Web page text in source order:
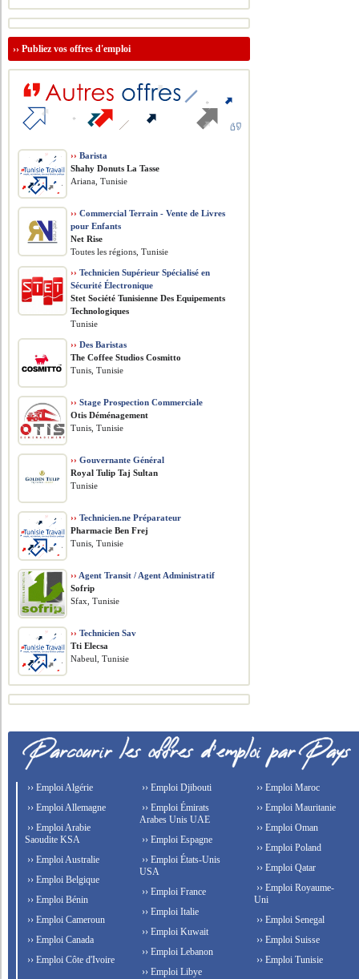
››Publiez vos offres d'emploi
›› Barista
Shahy Donuts La Tasse
Ariana, Tunisie
›› Commercial Terrain - Vente de Livres
pour Enfants
Net Rise
Toutes les régions, Tunisie
›› Technicien Supérieur Spécialisé en
Sécurité Électronique
Stet Société Tunisienne Des Equipements
Technologiques
Tunisie
›› Des Baristas
The Coffee Studios Cosmitto
Tunis, Tunisie
›› Stage Prospection Commerciale
Otis Déménagement
Tunis, Tunisie
›› Gouvernante Général
Royal Tulip Taj Sultan
Tunisie
›› Technicien.ne Préparateur
Pharmacie Ben Frej
Tunis, Tunisie
›› Agent Transit / Agent Administratif
Sofrip
Sfax, Tunisie
›› Technicien Sav
Tti Elecsa
Nabeul, Tunisie
›› Emploi Algérie
›› Emploi Allemagne
›› Emploi Arabie
Saoudite KSA
›› Emploi Australie
›› Emploi Belgique
›› Emploi Bénin
›› Emploi Cameroun
›› Emploi Canada
›› Emploi Côte d'Ivoire
›› Emploi Djibouti
›› Emploi Émirats
Arabes Unis UAE
›› Emploi Espagne
›› Emploi États-Unis
USA
›› Emploi France
›› Emploi Italie
›› Emploi Kuwait
›› Emploi Lebanon
›› Emploi Libye
›› Emploi Maroc
›› Emploi Mauritanie
›› Emploi Oman
›› Emploi Poland
›› Emploi Qatar
›› Emploi Royaume-
Uni
›› Emploi Senegal
›› Emploi Suisse
›› Emploi Tunisie